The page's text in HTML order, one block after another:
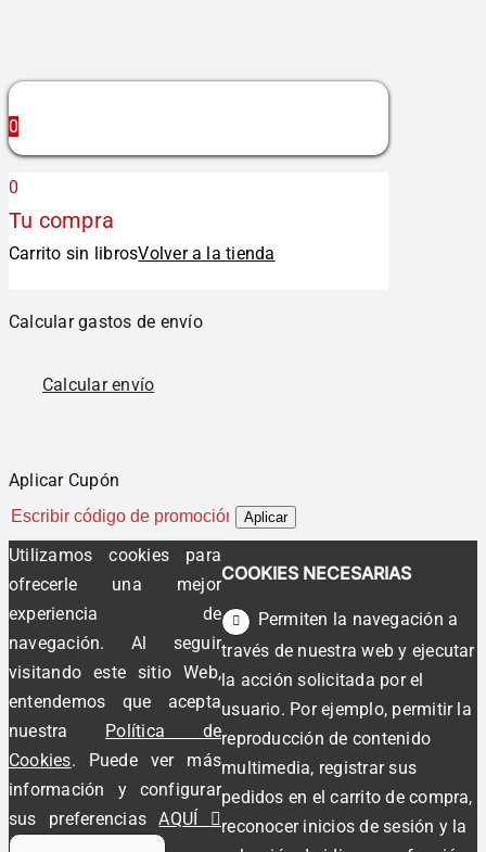
0
0
Tu compra
Carrito sin librosVolver a la tienda
Calcular gastos de envío
Calcular envío
Aplicar Cupón
Aplicar
Utilizamos cookies para
ofrecerle una mejor
experiencia de
navegación. Al seguir
visitando este sitio Web,
entendemos que acepta
nuestra Política de
Cookies. Puede ver más
información y configurar
sus preferencias
AQUÍ
COOKIES NECESARIAS
Permiten la navegación a
través de nuestra web y ejecutar
la acción solicitada por el
usuario. Por ejemplo, permitir la
reproducción de contenido
multimedia, registrar sus
pedidos en el carrito de compra,
reconocer inicios de sesión y la